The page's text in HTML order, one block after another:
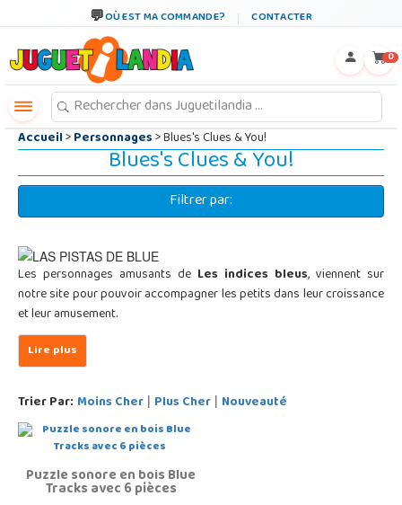
OÙ EST MA COMMANDE? CONTACTER
0
Accueil>Personnages> Blues's Clues & You!
Blues's Clues & You!
Filtrer par:
Les personnages amusants de Les indices bleus, viennent sur
notre site pour pouvoir accompagner les petits dans leur croissance
et leur amusement.
Trier Par: Moins Cher | Plus Cher | Nouveauté
Puzzle sonore en bois Blue
Tracks avec 6 pièces